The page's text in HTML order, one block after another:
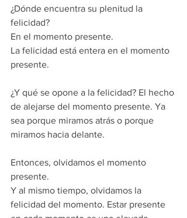
¿Dónde encuentra su plenitud la
felicidad?
En el momento presente.
La felicidad está entera en el momento
presente.
¿Y qué se opone a la felicidad? El hecho
de alejarse del momento presente. Ya
sea porque miramos atrás o porque
miramos hacia delante.
Entonces, olvidamos el momento
presente.
Y al mismo tiempo, olvidamos la
felicidad del momento. Estar presente